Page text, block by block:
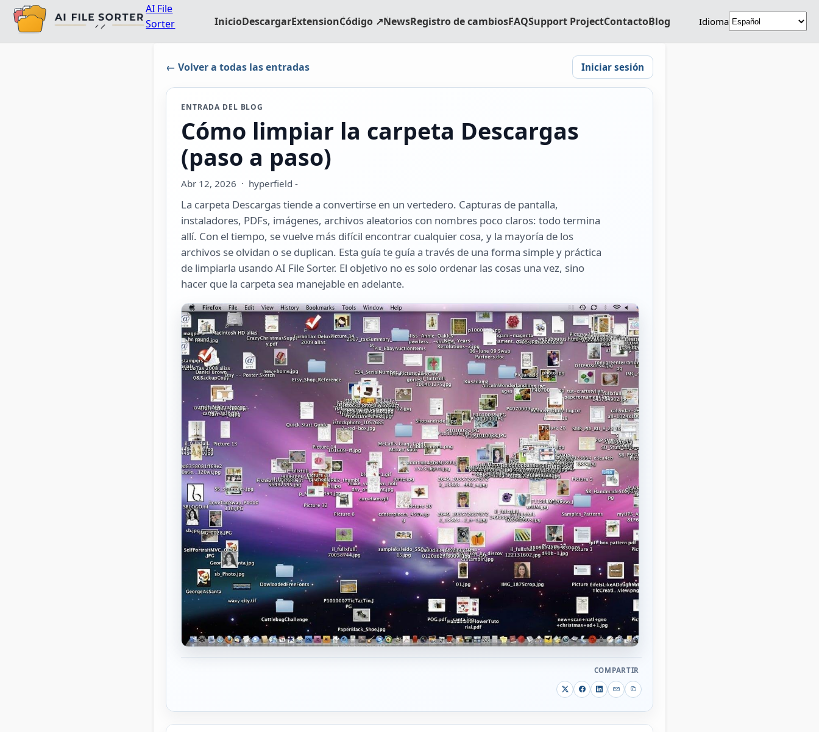
AI File
Sorter
InicioDescargarExtensionCódigo ↗NewsRegistro de cambiosFAQSupport ProjectContactoBlog Idioma
← Volver a todas las entradas Iniciar sesión
ENTRADA DEL BLOG
Cómo limpiar la carpeta Descargas
(paso a paso)
Abr 12, 2026 · hyperfield -
La carpeta Descargas tiende a convertirse en un vertedero. Capturas de pantalla,
instaladores, PDFs, imágenes, archivos aleatorios con nombres poco claros: todo termina
allí. Con el tiempo, se vuelve más difícil encontrar cualquier cosa, y la mayoría de los
archivos se olvidan o se duplican. Esta guía te guía a través de una forma simple y práctica
de limpiarla usando AI File Sorter. El objetivo no es solo ordenar las cosas una vez, sino
hacer que la carpeta sea manejable en adelante.
COMPARTIR